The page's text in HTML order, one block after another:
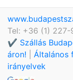
Tel: +36 (1) 227-
✔️ Szállás
áron!
Általános
irányelvek